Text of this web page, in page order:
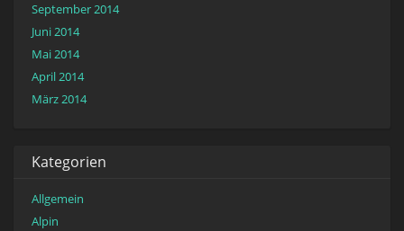
September 2014
Juni 2014
Mai 2014
April 2014
März 2014
Kategorien
Allgemein
Alpin